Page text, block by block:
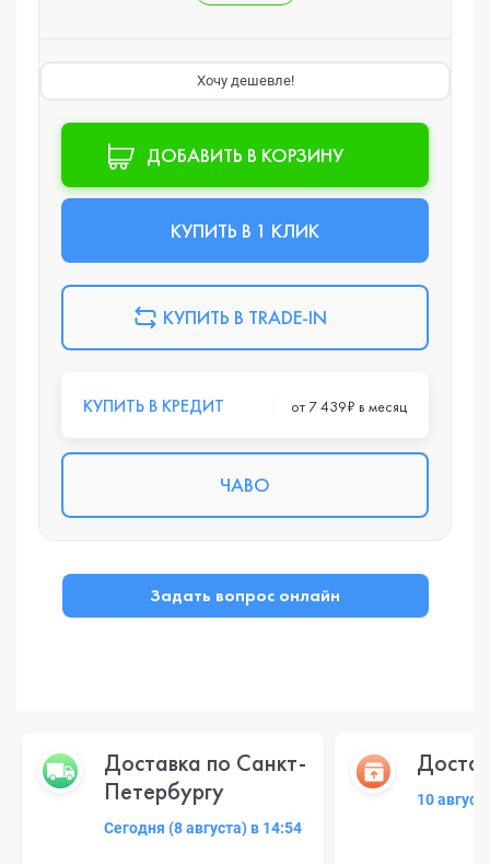
Хочу дешевле!
ДОБАВИТЬ В КОРЗИНУ
КУПИТЬ В 1 КЛИК
КУПИТЬ В TRADE-IN
КУПИТЬ В КРЕДИТ от 7 439₽ в месяц
ЧАВО
Задать вопрос онлайн
Доставка по Санкт-
Петербургу
Сегодня (8 августа) в 14:54
10